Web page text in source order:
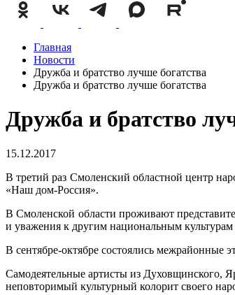
Главная
Новости
Дружба и братство лучше богатства
Дружба и братство лучше богатства
Дружба и братство
15.12.2017
В третий раз Смоленский областной центр
«Наш дом-Россия».
В Смоленской области проживают
и уважения к другим национальным культурам
В сентябре-октябре состоялись межрайонные
Самодеятельные артисты из Духовщинского,
неповторимый культурный колорит своего